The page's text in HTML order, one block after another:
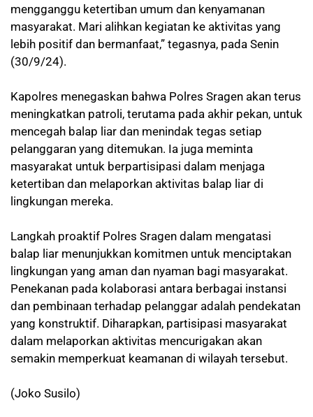
mengganggu ketertiban umum dan kenyamanan
masyarakat. Mari alihkan kegiatan ke aktivitas yang
lebih positif dan bermanfaat,” tegasnya, pada Senin
(30/9/24).
Kapolres menegaskan bahwa Polres Sragen akan terus
meningkatkan patroli, terutama pada akhir pekan, untuk
mencegah balap liar dan menindak tegas setiap
pelanggaran yang ditemukan. Ia juga meminta
masyarakat untuk berpartisipasi dalam menjaga
ketertiban dan melaporkan aktivitas balap liar di
lingkungan mereka.
Langkah proaktif Polres Sragen dalam mengatasi
balap liar menunjukkan komitmen untuk menciptakan
lingkungan yang aman dan nyaman bagi masyarakat.
Penekanan pada kolaborasi antara berbagai instansi
dan pembinaan terhadap pelanggar adalah pendekatan
yang konstruktif. Diharapkan, partisipasi masyarakat
dalam melaporkan aktivitas mencurigakan akan
semakin memperkuat keamanan di wilayah tersebut.
(Joko Susilo)